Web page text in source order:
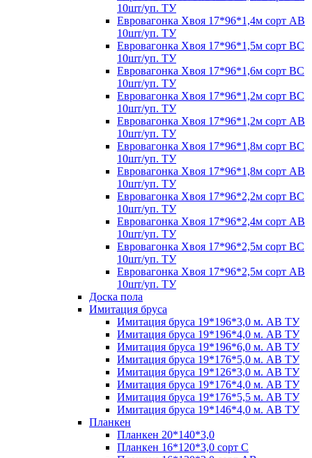
10шт/уп. ТУ
Евровагонка Хвоя 17*96*1,4м сорт АВ
10шт/уп. ТУ
Евровагонка Хвоя 17*96*1,5м сорт ВС
10шт/уп. ТУ
Евровагонка Хвоя 17*96*1,6м сорт ВС
10шт/уп. ТУ
Евровагонка Хвоя 17*96*1,2м сорт ВС
10шт/уп. ТУ
Евровагонка Хвоя 17*96*1,2м сорт АВ
10шт/уп. ТУ
Евровагонка Хвоя 17*96*1,8м сорт ВС
10шт/уп. ТУ
Евровагонка Хвоя 17*96*1,8м сорт АВ
10шт/уп. ТУ
Евровагонка Хвоя 17*96*2,2м сорт ВС
10шт/уп. ТУ
Евровагонка Хвоя 17*96*2,4м сорт АВ
10шт/уп. ТУ
Евровагонка Хвоя 17*96*2,5м сорт ВС
10шт/уп. ТУ
Евровагонка Хвоя 17*96*2,5м сорт АВ
10шт/уп. ТУ
Доска пола
Имитация бруса
Имитация бруса 19*196*3,0 м. АВ ТУ
Имитация бруса 19*196*4,0 м. АВ ТУ
Имитация бруса 19*196*6,0 м. АВ ТУ
Имитация бруса 19*176*5,0 м. АВ ТУ
Имитация бруса 19*126*3,0 м. АВ ТУ
Имитация бруса 19*176*4,0 м. АВ ТУ
Имитация бруса 19*176*5,5 м. АВ ТУ
Имитация бруса 19*146*4,0 м. АВ ТУ
Планкен
Планкен 20*140*3,0
Планкен 16*120*3,0 сорт С